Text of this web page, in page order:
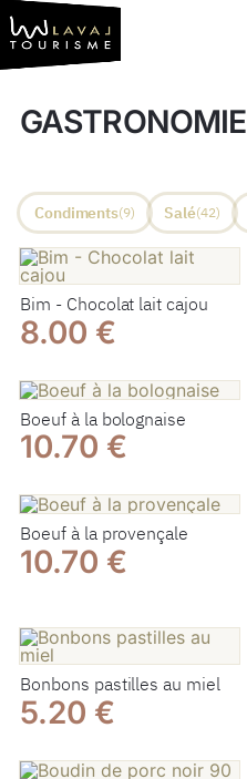
Vers le contenu
GASTRONOMIE
Condiments(9) Salé(42)
Bim - Chocolat lait cajou
8.00 €
Boeuf à la bolognaise
10.70 €
Boeuf à la provençale
10.70 €
Bonbons pastilles au miel
5.20 €